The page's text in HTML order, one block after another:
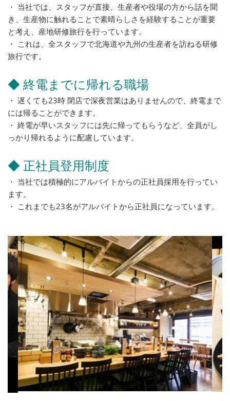
・ 当社では、スタッフが直接、生産者や役場の方から話を聞
き、生産物に触れることで素晴らしさを経験することが重要
と考え、産地研修旅行を行っています。
・ これは、全スタッフで北海道や九州の生産者を訪ねる研修
旅行です。
◆ 終電までに帰れる職場
・ 遅くても23時 閉店で深夜営業はありませんので、終電まで
には帰ることができます。
・ 終電が早いスタッフには先に帰ってもらうなど、全員がし
っかり帰れるように配慮しています。
◆ 正社員登用制度
・ 当社では積極的にアルバイトからの正社員採用を行ってい
ます。
・ これまでも23名がアルバイトから正社員になっています。